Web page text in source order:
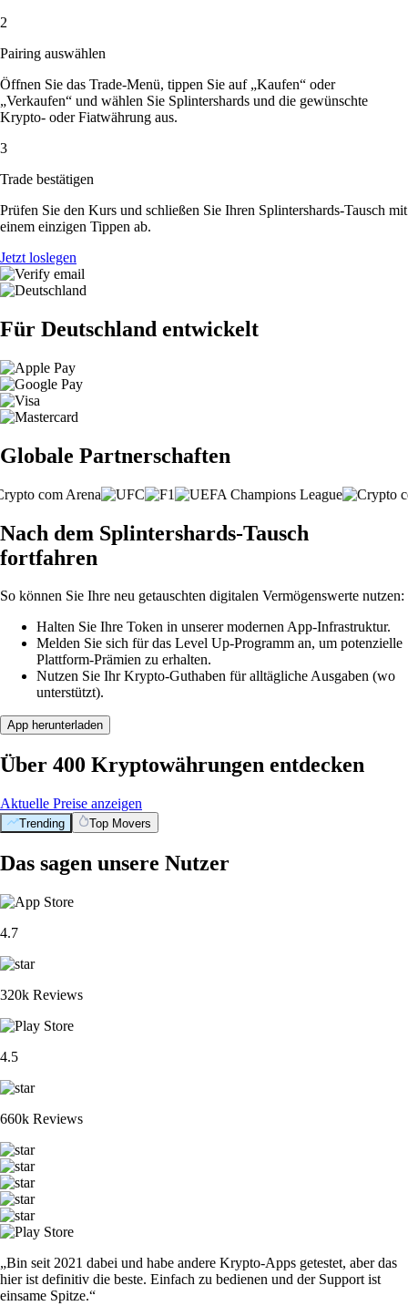
2
Pairing auswählen
Öffnen Sie das Trade-Menü, tippen Sie auf „Kaufen“ oder
„Verkaufen“ und wählen Sie Splintershards und die gewünschte
Krypto- oder Fiatwährung aus.
3
Trade bestätigen
Prüfen Sie den Kurs und schließen Sie Ihren Splintershards-Tausch mit
einem einzigen Tippen ab.
Jetzt loslegen
Für Deutschland entwickelt
Globale Partnerschaften
Nach dem Splintershards-Tausch
fortfahren
So können Sie Ihre neu getauschten digitalen Vermögenswerte nutzen:
Halten Sie Ihre Token in unserer modernen App-Infrastruktur.
Melden Sie sich für das Level Up-Programm an, um potenzielle
Plattform-Prämien zu erhalten.
Nutzen Sie Ihr Krypto-Guthaben für alltägliche Ausgaben (wo
unterstützt).
App herunterladen
Über 400 Kryptowährungen entdecken
Aktuelle Preise anzeigen
Trending Top Movers
Das sagen unsere Nutzer
4.7
320k Reviews
4.5
660k Reviews
„Bin seit 2021 dabei und habe andere Krypto-Apps getestet, aber das
hier ist definitiv die beste. Einfach zu bedienen und der Support ist
einsame Spitze.“